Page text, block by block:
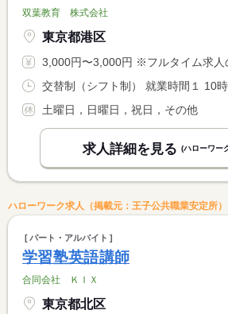
双葉教育 株式会社
東京都港区
3,000円〜3,000円 ※フルタイム求人の場合は月額（換算額）、パート求
土曜日，日曜日，祝日，その他
求人詳細を見る (ハローワー
ハローワーク求人（掲載元：王子公共職業安定所）
パート・アルバイト
学習塾英語講師
合同会社 ＫＩＸ
東京都北区